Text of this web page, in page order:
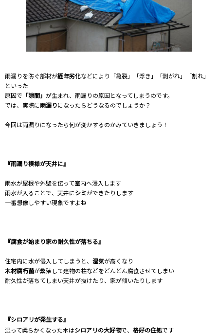
雨漏りを防ぐ部材が経年劣化などにより「亀裂」「浮き」「剥がれ」「割れ」
といった
原因で 「隙間」 が生まれ、雨漏りの原因となってしまうのです。
では、実際に雨漏りになったらどうなるのでしょうか？
今回は雨漏りになったら何が変かするのかみていきましょう！
『雨漏り模様が天井に』
雨水が屋根や外壁を伝って室内へ浸入します
雨水が入ることで、天井にシミができたりします
一番想像しやすい現象ですよね
『腐食が始まり家の耐久性が落ちる』
住宅内に水が侵入してしまうと、 湿気が高くなり
木材腐朽菌が繁殖して建物の柱などをどんどん腐食させてしまい
耐久性が落ちてしまい天井が抜けたり、家が傾いたりします
『シロアリが発生する』
湿って柔らかくなった木はシロアリの大好物で、 格好の住処です